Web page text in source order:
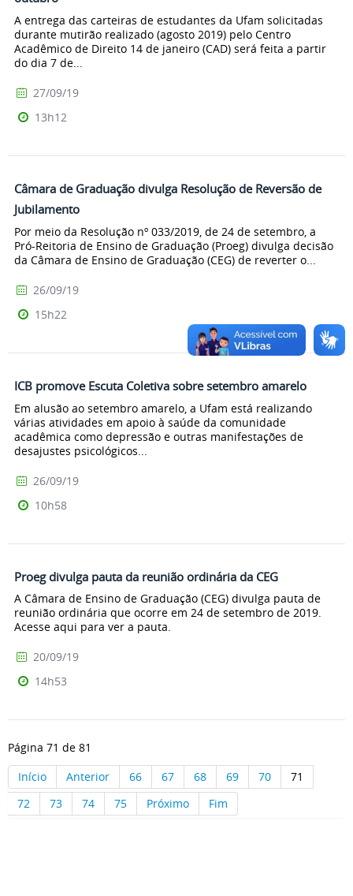
A entrega das carteiras de estudantes da Ufam solicitadas
durante mutirão realizado (agosto 2019) pelo Centro
Acadêmico de Direito 14 de janeiro (CAD) será feita a partir
do dia 7 de...
27/09/19
13h12
Câmara de Graduação divulga Resolução de Reversão de
Jubilamento
Por meio da Resolução nº 033/2019, de 24 de setembro, a
Pró-Reitoria de Ensino de Graduação (Proeg) divulga decisão
da Câmara de Ensino de Graduação (CEG) de reverter o...
26/09/19
15h22
ICB promove Escuta Coletiva sobre setembro amarelo
Em alusão ao setembro amarelo, a Ufam está realizando
várias atividades em apoio à saúde da comunidade
acadêmica como depressão e outras manifestações de
desajustes psicológicos...
26/09/19
10h58
Proeg divulga pauta da reunião ordinária da CEG
A Câmara de Ensino de Graduação (CEG) divulga pauta de
reunião ordinária que ocorre em 24 de setembro de 2019.
Acesse aqui para ver a pauta.
20/09/19
14h53
Página 71 de 81
Início
Anterior 66 67 68 69 70
71
72
73 74 75 Próximo Fim